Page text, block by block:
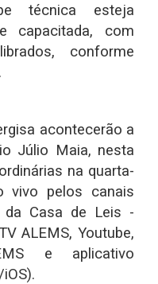
técnica esteja
capacitada, com
conforme
acontecerão a
Júlio Maia, nesta
na quarta-
vivo pelos canais
da Casa de Leis -
ALEMS, Youtube,
e aplicativo